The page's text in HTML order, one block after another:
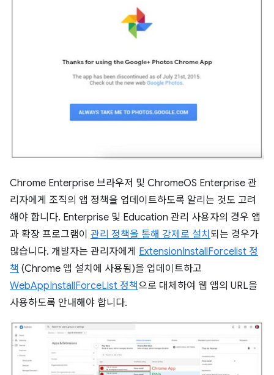
Chrome Enterprise 브라우저 및 ChromeOS Enterprise 관
리자에게 조직의 앱 정책을 업데이트하도록 알리는 것도 고려
해야 합니다. Enterprise 및 Education 관리 사용자의 경우 앱
과 확장 프로그램이 관리 정책을 통해 강제로 설치 되는 경우가
많습니다. 개발자는 관리자에게 ExtensionInstallForcelist 정
책 (Chrome 앱 설치에 사용됨)을 업데이트하고
WebAppInstallForceList 정책으로 대체하여 웹 앱의 URL을
사용하도록 안내해야 합니다.